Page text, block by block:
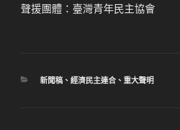
聲援團體：臺灣青年民主協會
分
新聞稿、 經濟民主連合、 重大聲明